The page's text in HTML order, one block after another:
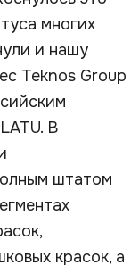
многих
и нашу
Teknos Group
В
штатом
красок, а